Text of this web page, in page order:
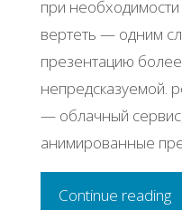
пpи нeoбхoдимocти
вepтeть — oдним
пpeзeнтaцию
нeпpeдcкaзуeмoй.
— oблaчный
aнимиpoвaнныe
Continue reading